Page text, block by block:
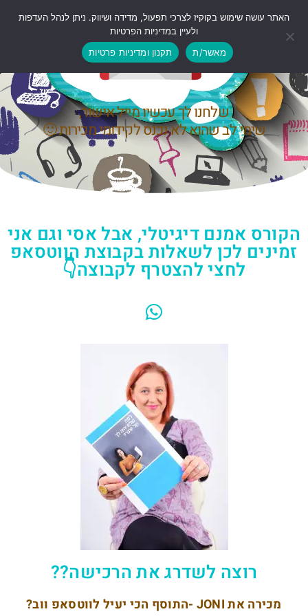
כיף שנרשמת!
שלחנו לך עכשיו מייל אישור,
שימי לב שהוא לא נכנס לקידומי מכירות 🙂
הקורס אמנם דיגיטלי, אבל אסי וגם אני
זמינים לכן לשאלות בקבוצת הווטסאפ
לחצי להצטרף לקבוצה👇
רוצה לשדרג את הרכישה??
מכירה את JONI -התוסף הכי יעיל לווטסאפ ווב?
האתר עושה שימוש בקוקיז לצרכי תפעול, מדידה ושיווק. ניתן לנהל העדפות
ולעיין במדיניות הפרטיות
מאשר/ת
תקנון ומדיניות פרטיות